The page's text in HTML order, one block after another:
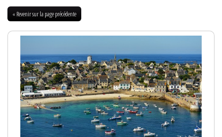
« Revenir sur la page précédente